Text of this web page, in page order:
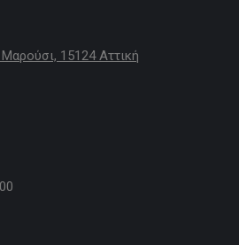
15124 Αττική